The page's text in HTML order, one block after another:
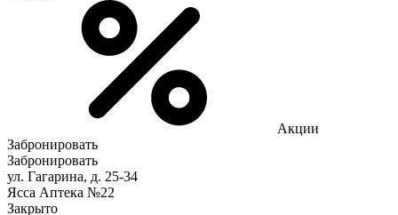
Акции
Забронировать
Забронировать
ул. Гагарина, д. 25-34
Ясса Аптека №22
Закрыто